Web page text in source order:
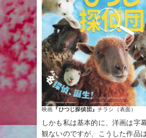
映画 『ひつじ探偵団』チラシ（表面）
しかも私は基本的に、洋画は字
観ないのですが、こうした作品